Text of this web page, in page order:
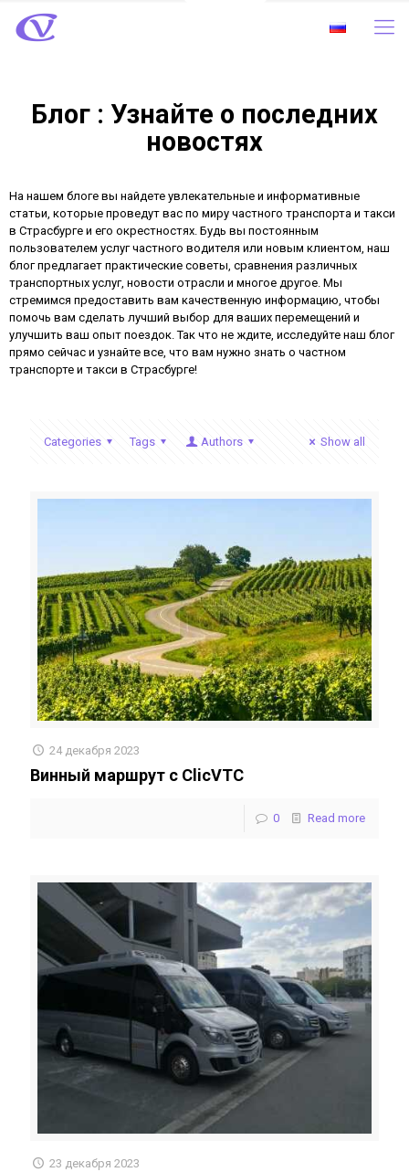
Блог : Узнайте о последних
новостях
На нашем блоге вы найдете увлекательные и информативные
статьи, которые проведут вас по миру частного транспорта и такси
в Страсбурге и его окрестностях. Будь вы постоянным
пользователем услуг частного водителя или новым клиентом, наш
блог предлагает практические советы, сравнения различных
транспортных услуг, новости отрасли и многое другое. Мы
стремимся предоставить вам качественную информацию, чтобы
помочь вам сделать лучший выбор для ваших перемещений и
улучшить ваш опыт поездок. Так что не ждите, исследуйте наш блог
прямо сейчас и узнайте все, что вам нужно знать о частном
транспорте и такси в Страсбурге!
Categories Tags Authors Show all
24 декабря 2023
Винный маршрут с ClicVTC
0 Read more
23 декабря 2023